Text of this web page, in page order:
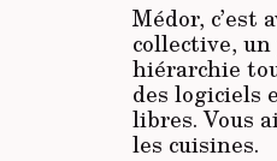
Médor,
collective,
hiérarchie
des logiciels
libres. Vous
les cuisines.